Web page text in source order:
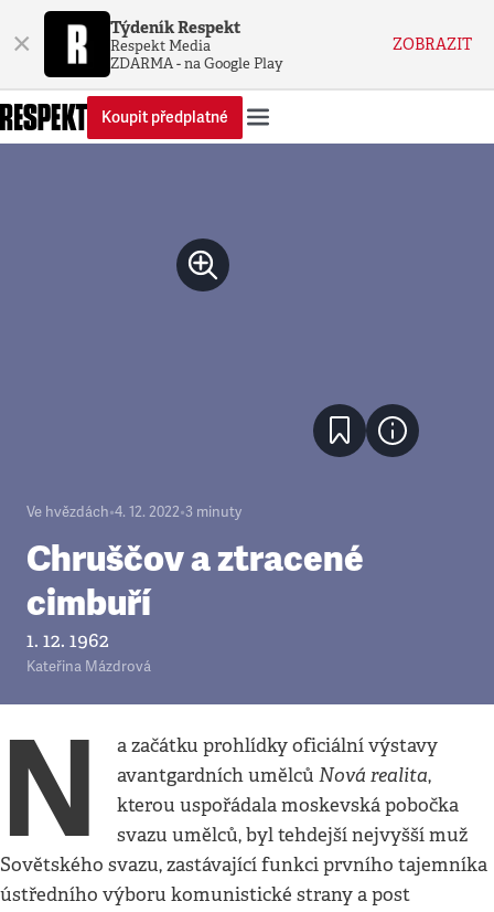
× Týdeník Respekt
Respekt Media
ZDARMA - na Google Play
ZOBRAZIT
Koupit předplatné
Ve hvězdách•4. 12. 2022•3 minuty
Chruščov a ztracené
cimbuří
1. 12. 1962
Kateřina Mázdrová
N
a začátku prohlídky oficiální výstavy
avantgardních umělcůNová realita,
kterou uspořádala moskevská pobočka
svazu umělců, byl tehdejší nejvyšší muž
Sovětského svazu, zastávající funkci prvního tajemníka
ústředního výboru komunistické strany a post